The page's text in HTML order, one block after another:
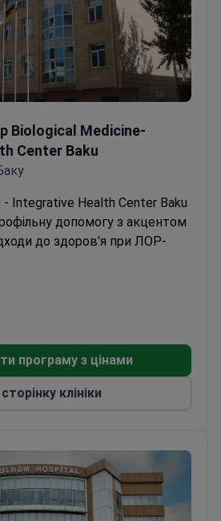
Biological Medicine-
Center Baku
Integrative Health Center Baku
допомогу з акцентом
до здоров'я при ЛОР-
у дорослих та
підходами до
пацієнтів з країн
програму з цінами
клініки